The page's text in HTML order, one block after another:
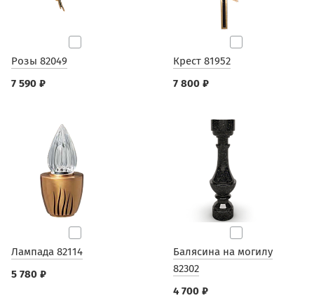
Розы 82049
7 590 ₽
Крест 81952
7 800 ₽
Лампада 82114
5 780 ₽
Балясина на могилу
82302
4 700 ₽